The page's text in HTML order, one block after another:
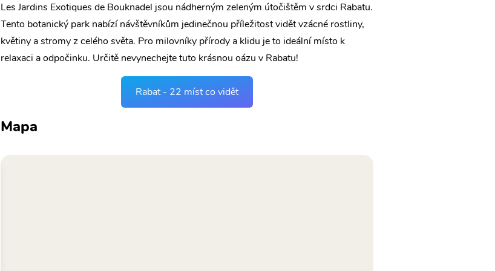
Les Jardins Exotiques de Bouknadel jsou nádherným zeleným útočištěm v srdci Rabatu.
Tento botanický park nabízí návštěvníkům jedinečnou příležitost vidět vzácné rostliny,
květiny a stromy z celého světa. Pro milovníky přírody a klidu je to ideální místo k
relaxaci a odpočinku. Určitě nevynechejte tuto krásnou oázu v Rabatu!
Rabat - 22 míst co vidět
Mapa